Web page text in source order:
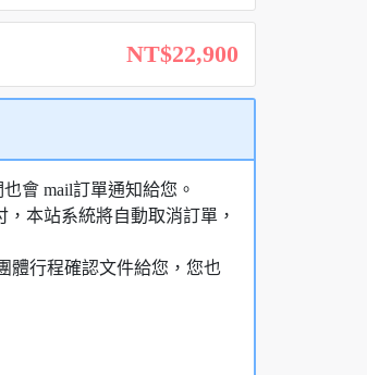
NT$22,900
會 mail訂單通知給您。
本站系統將自動取消訂單，
體行程確認文件給您，您也